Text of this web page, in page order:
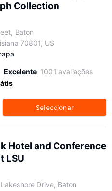
Collection
Baton
70801, US
Excelente 1001 avaliações
Seleccionar
Hotel and Conference
LSU
Drive, Baton